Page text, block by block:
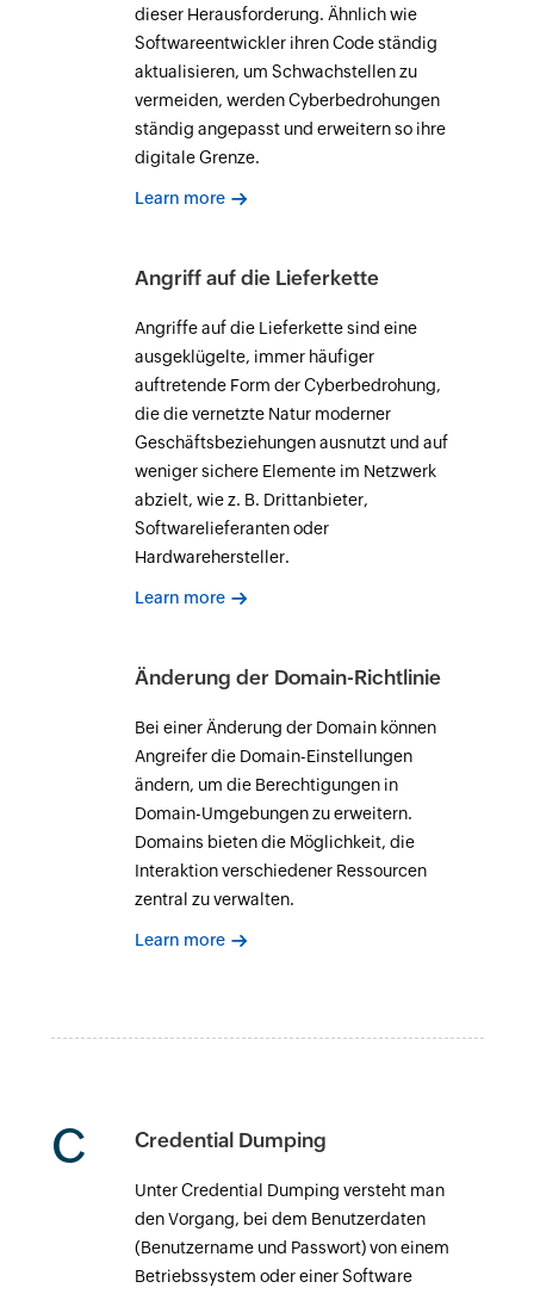
dieser Herausforderung. Ähnlich wie
Softwareentwickler ihren Code ständig
aktualisieren, um Schwachstellen zu
vermeiden, werden Cyberbedrohungen
ständig angepasst und erweitern so ihre
digitale Grenze.
Learn more
Angriff auf die Lieferkette
Angriffe auf die Lieferkette sind eine
ausgeklügelte, immer häufiger
auftretende Form der Cyberbedrohung,
die die vernetzte Natur moderner
Geschäftsbeziehungen ausnutzt und auf
weniger sichere Elemente im Netzwerk
abzielt, wie z. B. Drittanbieter,
Softwarelieferanten oder
Hardwarehersteller.
Learn more
Änderung der Domain-Richtlinie
Bei einer Änderung der Domain können
Angreifer die Domain-Einstellungen
ändern, um die Berechtigungen in
Domain-Umgebungen zu erweitern.
Domains bieten die Möglichkeit, die
Interaktion verschiedener Ressourcen
zentral zu verwalten.
Learn more
C Credential Dumping
Unter Credential Dumping versteht man
den Vorgang, bei dem Benutzerdaten
(Benutzername und Passwort) von einem
Betriebssystem oder einer Software